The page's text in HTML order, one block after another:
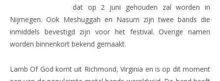
dat op 2 juni gehouden zal worden in
Nijmegen. Ook Meshuggah en Nasum zijn twee bands die
inmiddels bevestigd zijn voor het festival. Overige namen
worden binnenkort bekend gemaakt.
Lamb Of God komt uit Richmond, Virginia en is op dit moment